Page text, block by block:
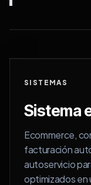
SISTEMAS
Sistema
Ecommerce,
facturación
autoservicio
optimizados en